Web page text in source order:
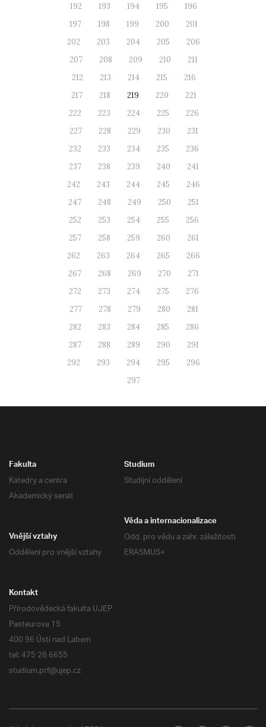
192
193 194 195
196
197
198 199 200
201
202
203 204 205
206
207
208 209 210
211
212
213 214 215
216
217
218 219 220
221
222
223 224 225
226
227
228 229 230
231
232
233 234 235
236
237
238 239 240
241
242
243 244 245
246
247
248 249 250
251
252
253 254 255
256
257
258 259 260
261
262
263 264 265
266
267
268 269 270
271
272
273 274 275
276
277
278 279 280
281
282
283 284 285
286
287
288 289 290
291
292
293 294 295
296
297
Fakulta
Katedry a centra
Akademický senát
Studium
Studijní oddělení
Věda a internacionalizace
Odd. pro vědu a zahr. záležitosti
ERASMUS+
Vnější vztahy
Oddělení pro vnější vztahy
Kontakt
Přírodovědecká fakulta UJEP
Pasteurova 15
400 96 Ústí nad Labem
tel: 475 28 6655
studium.prf@ujep.cz